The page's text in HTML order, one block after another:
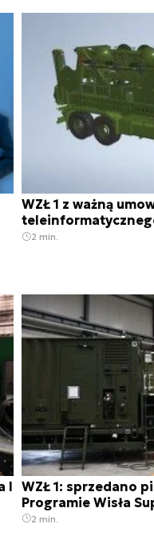
WZŁ 1 z ważną
2 min.
I
WZŁ 1: sprzedano
Programie Wisła
2 min.